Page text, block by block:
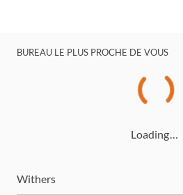
BUREAU LE PLUS PROCHE DE VOUS
Loading…
Withers